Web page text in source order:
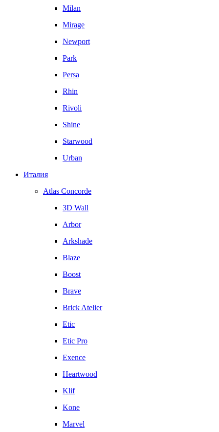
Milan
Mirage
Newport
Park
Persa
Rhin
Rivoli
Shine
Starwood
Urban
Италия
Atlas Concorde
3D Wall
Arbor
Arkshade
Blaze
Boost
Brave
Brick Atelier
Etic
Etic Pro
Exence
Heartwood
Klif
Kone
Marvel